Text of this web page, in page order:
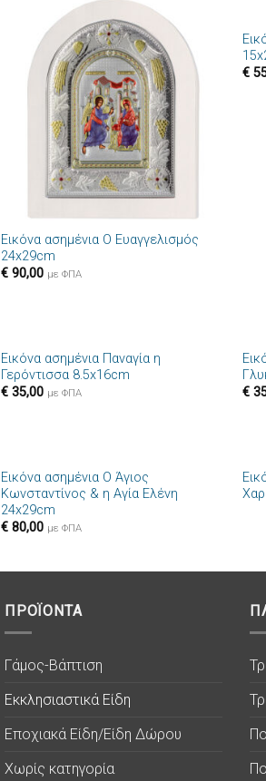
Πρόσθήκη
στην λίστα
επιθυμιών
Εικόνα ασημένια Ο Ευαγγελισμός
24x29cm
€ 90,00 με ΦΠΑ
€
Εικόνα ασημένια Παναγία η
Γερόντισσα 8.5x16cm
€ 35,00 με ΦΠΑ
€
Πρόσθήκη
στην λίστα
Εικόνα ασημένια Ο Άγιος
Κωνσταντίνος & η Αγία Ελένη
24x29cm
€ 80,00 με ΦΠΑ
ΠΡΟΪΟΝΤΑ
Γάμος-Βάπτιση
Εκκλησιαστικά Είδη
Εποχιακά Είδη/Είδη Δώρου
Χωρίς κατηγορία